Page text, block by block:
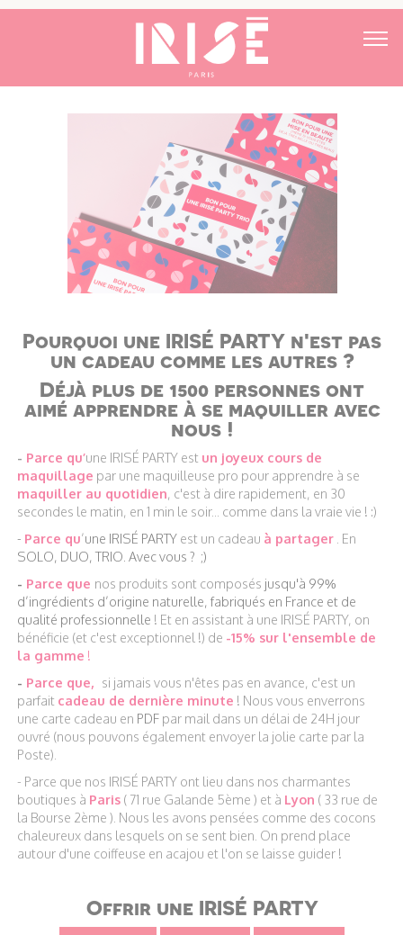
Pourquoi une IRISÉ PARTY n'est pas
un cadeau comme les autres ?
Déjà plus de 1500 personnes ont
aimé apprendre à se maquiller avec
nous !
- Parce qu’une IRISÉ PARTY est un joyeux cours de
maquillage par une maquilleuse pro pour apprendre à se
maquiller au quotidien, c'est à dire rapidement, en 30
secondes le matin, en 1 min le soir... comme dans la vraie vie ! :)
- Parce qu’une IRISÉ PARTY est un cadeau à partager . En
SOLO, DUO, TRIO. Avec vous ? ;)
- Parce que nos produits sont composés jusqu'à 99%
d’ingrédients d’origine naturelle, fabriqués en France et de
qualité professionnelle ! Et en assistant à une IRISÉ PARTY, on
bénéficie (et c'est exceptionnel !) de -15% sur l'ensemble de
la gamme !
- Parce que, si jamais vous n'êtes pas en avance, c'est un
parfait cadeau de dernière minute ! Nous vous enverrons
une carte cadeau en PDF par mail dans un délai de 24H jour
ouvré (nous pouvons également envoyer la jolie carte par la
Poste).
- Parce que nos IRISÉ PARTY ont lieu dans nos charmantes
boutiques à Paris ( 71 rue Galande 5ème ) et à Lyon ( 33 rue de
la Bourse 2ème ). Nous les avons pensées comme des cocons
chaleureux dans lesquels on se sent bien. On prend place
autour d'une coiffeuse en acajou et l'on se laisse guider !
Offrir une IRISÉ PARTY